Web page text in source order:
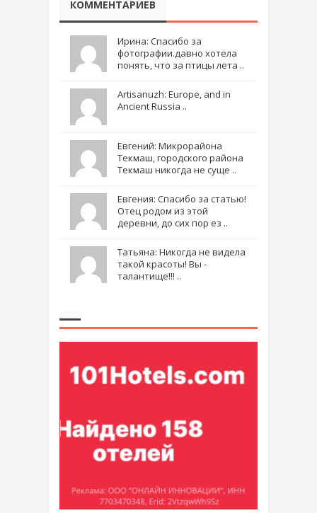
КОММЕНТАРИЕВ
Ирина: Спасибо за
фотографии.давно хотела
понять, что за птицы лета ..
Artisanuzh: Europe, and in
Ancient Russia ..
Евгений: Микрорайона
Текмаш, городского района
Текмаш никогда не суще ..
Евгения: Спасибо за статью!
Отец родом из этой
деревни, до сих пор ез ..
Татьяна: Никогда не видела
такой красоты! Вы -
талантище!!! ..